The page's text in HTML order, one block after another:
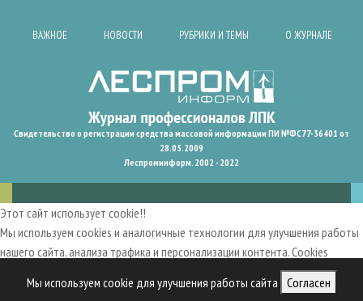
Мы используем cookie для улучшения работы сайта Согласен
ВАЖНОЕ НОВОСТИ РУБРИКИ И ТЕМЫ О ЖУРНАЛЕ
Свидетельство о регистрации средства массовой информации ПИ №ФС77-36401 от
28.05.2009
Леспроминформ. 2002 - 2022
Этот сайт использует cookie!!
Мы используем cookies и аналогичные технологии для улучшения работы
нашего сайта, анализа трафика и персонализации контента. Cookies
пользовательский опыт